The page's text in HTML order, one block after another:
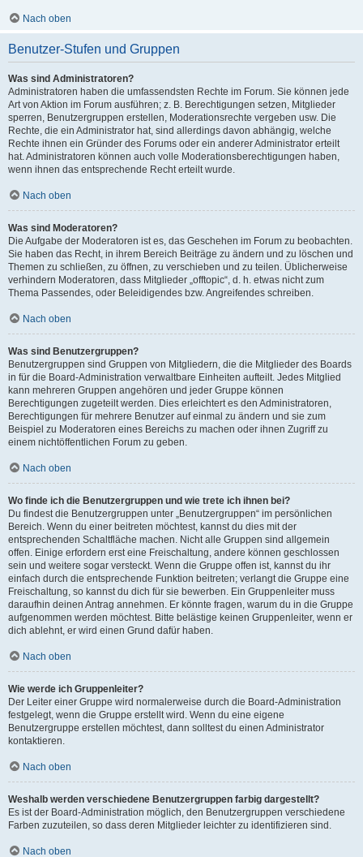
Nach oben
Benutzer-Stufen und Gruppen
Was sind Administratoren?
Administratoren haben die umfassendsten Rechte im Forum. Sie können jede
Art von Aktion im Forum ausführen; z. B. Berechtigungen setzen, Mitglieder
sperren, Benutzergruppen erstellen, Moderationsrechte vergeben usw. Die
Rechte, die ein Administrator hat, sind allerdings davon abhängig, welche
Rechte ihnen ein Gründer des Forums oder ein anderer Administrator erteilt
hat. Administratoren können auch volle Moderationsberechtigungen haben,
wenn ihnen das entsprechende Recht erteilt wurde.
Nach oben
Was sind Moderatoren?
Die Aufgabe der Moderatoren ist es, das Geschehen im Forum zu beobachten.
Sie haben das Recht, in ihrem Bereich Beiträge zu ändern und zu löschen und
Themen zu schließen, zu öffnen, zu verschieben und zu teilen. Üblicherweise
verhindern Moderatoren, dass Mitglieder „offtopic“, d. h. etwas nicht zum
Thema Passendes, oder Beleidigendes bzw. Angreifendes schreiben.
Nach oben
Was sind Benutzergruppen?
Benutzergruppen sind Gruppen von Mitgliedern, die die Mitglieder des Boards
in für die Board-Administration verwaltbare Einheiten aufteilt. Jedes Mitglied
kann mehreren Gruppen angehören und jeder Gruppe können
Berechtigungen zugeteilt werden. Dies erleichtert es den Administratoren,
Berechtigungen für mehrere Benutzer auf einmal zu ändern und sie zum
Beispiel zu Moderatoren eines Bereichs zu machen oder ihnen Zugriff zu
einem nichtöffentlichen Forum zu geben.
Nach oben
Wo finde ich die Benutzergruppen und wie trete ich ihnen bei?
Du findest die Benutzergruppen unter „Benutzergruppen“ im persönlichen
Bereich. Wenn du einer beitreten möchtest, kannst du dies mit der
entsprechenden Schaltfläche machen. Nicht alle Gruppen sind allgemein
offen. Einige erfordern erst eine Freischaltung, andere können geschlossen
sein und weitere sogar versteckt. Wenn die Gruppe offen ist, kannst du ihr
einfach durch die entsprechende Funktion beitreten; verlangt die Gruppe eine
Freischaltung, so kannst du dich für sie bewerben. Ein Gruppenleiter muss
daraufhin deinen Antrag annehmen. Er könnte fragen, warum du in die Gruppe
aufgenommen werden möchtest. Bitte belästige keinen Gruppenleiter, wenn er
dich ablehnt, er wird einen Grund dafür haben.
Nach oben
Wie werde ich Gruppenleiter?
Der Leiter einer Gruppe wird normalerweise durch die Board-Administration
festgelegt, wenn die Gruppe erstellt wird. Wenn du eine eigene
Benutzergruppe erstellen möchtest, dann solltest du einen Administrator
kontaktieren.
Nach oben
Weshalb werden verschiedene Benutzergruppen farbig dargestellt?
Es ist der Board-Administration möglich, den Benutzergruppen verschiedene
Farben zuzuteilen, so dass deren Mitglieder leichter zu identifizieren sind.
Nach oben